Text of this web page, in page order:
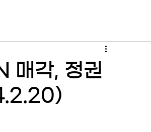
매각, 정권